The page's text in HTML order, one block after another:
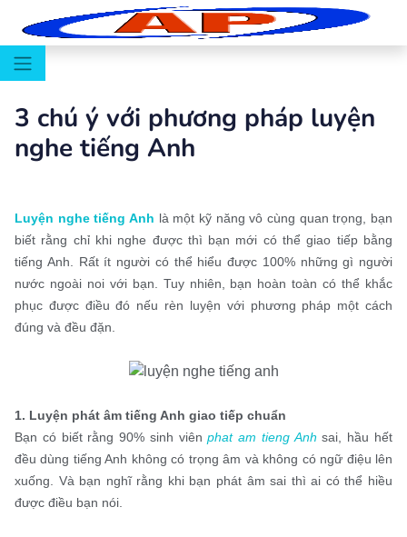
3 chú ý với phương pháp luyện
nghe tiếng Anh
Luyện nghe tiếng Anh là một kỹ năng vô cùng quan trọng, bạn
biết rằng chỉ khi nghe được thì bạn mới có thể giao tiếp bằng
tiếng Anh. Rất ít người có thể hiểu được 100% những gì người
nước ngoài noi với bạn. Tuy nhiên, bạn hoàn toàn có thể khắc
phục được điều đó nếu rèn luyện với phương pháp một cách
đúng và đều đặn.
1. Luyện phát âm tiếng Anh giao tiếp chuẩn
Bạn có biết rằng 90% sinh viênphat am tieng Anh sai, hầu hết
đều dùng tiếng Anh không có trọng âm và không có ngữ điệu lên
xuống. Và bạn nghĩ rằng khi bạn phát âm sai thì ai có thể hiều
được điều bạn nói.